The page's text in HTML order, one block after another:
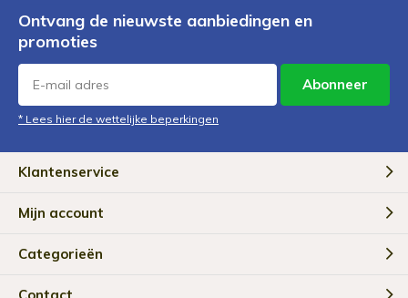
Ontvang de nieuwste aanbiedingen en
promoties
Abonneer
* Lees hier de wettelijke beperkingen
Klantenservice
Mijn account
Categorieën